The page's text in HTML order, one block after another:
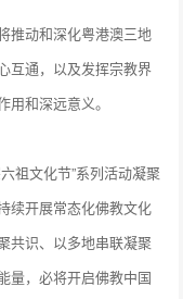
推动和深化粤港澳三地
互通，以及发挥宗教界
和深远意义。
祖文化节”系列活动凝聚
续开展常态化佛教文化
共识、以多地串联凝聚
量，必将开启佛教中国